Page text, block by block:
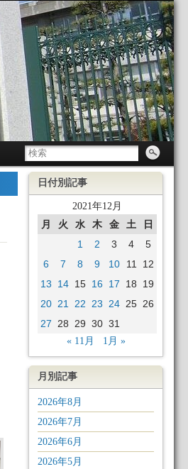
日付別記事
2021年12月
月 火 水 木 金 土
日
1
2 3 4
5
6
7 8 9 10 11
12
13
14 15 16 17 18
19
20 21 22 23 24 25 26
27
28 29 30 31
« 11月 1月 »
月別記事
2026年8月
2026年7月
2026年6月
2026年5月